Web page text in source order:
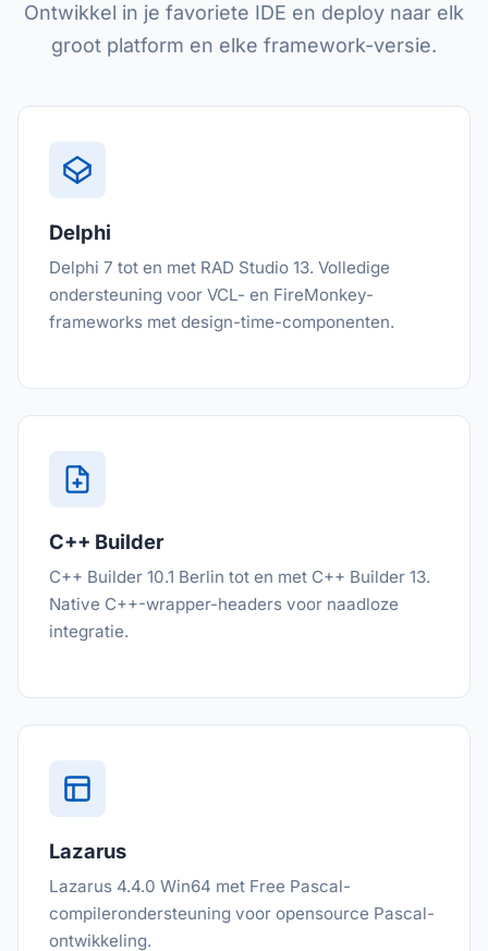
Ontwikkel in je favoriete IDE en deploy naar elk
groot platform en elke framework-versie.
Delphi
Delphi 7 tot en met RAD Studio 13. Volledige
ondersteuning voor VCL- en FireMonkey-
frameworks met design-time-componenten.
C++ Builder
C++ Builder 10.1 Berlin tot en met C++ Builder 13.
Native C++-wrapper-headers voor naadloze
integratie.
Lazarus
Lazarus 4.4.0 Win64 met Free Pascal-
compilerondersteuning voor opensource Pascal-
ontwikkeling.